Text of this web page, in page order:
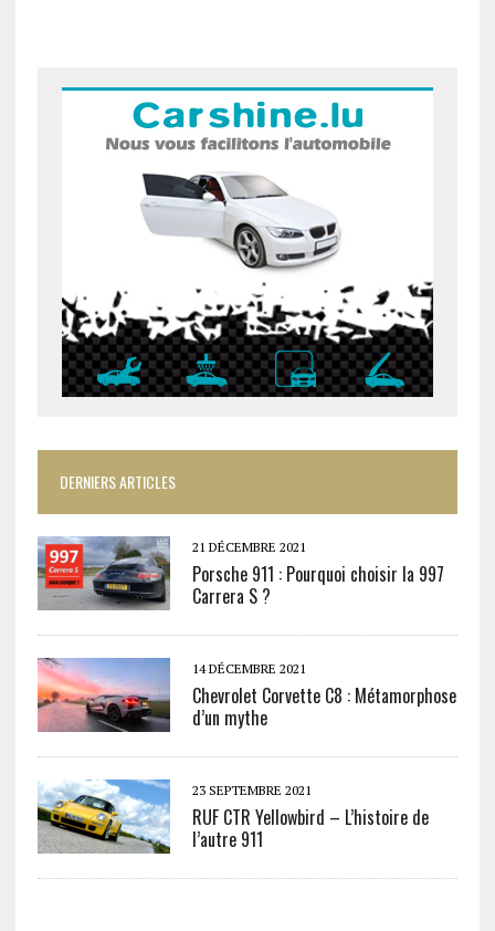
DERNIERS ARTICLES
21 DÉCEMBRE 2021
Porsche 911 : Pourquoi choisir la 997
Carrera S ?
14 DÉCEMBRE 2021
Chevrolet Corvette C8 : Métamorphose
d’un mythe
23 SEPTEMBRE 2021
RUF CTR Yellowbird – L’histoire de
l’autre 911